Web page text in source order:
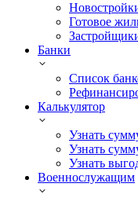
Готовое
Банки
Список
Калькулятор
Узнать
Узнать
Узнать
Военнослужащим